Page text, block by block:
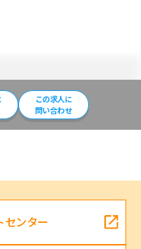
この求人に
問い合わせ
センター